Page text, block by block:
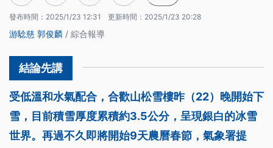
發布時間： 2025/1/23 12:31 更新時間： 2025/1/23 20:28
游騐慈 郭俊麟 / 綜合報導
受低溫和水氣配合，合歡山松雪樓昨（22）晚開始下
雪，目前積雪厚度累積約3.5公分，呈現銀白的冰雪
世界。再過不久即將開始9天農曆春節，氣象署提